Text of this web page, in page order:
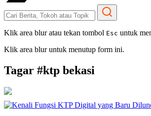
Klik area blur atau tekan tombol Esc untuk
Klik area blur untuk menutup form ini.
Tagar #ktp bekasi